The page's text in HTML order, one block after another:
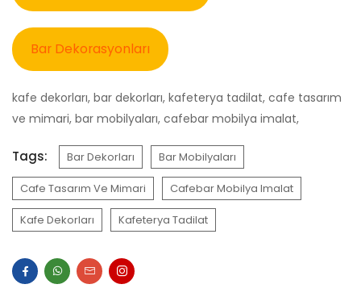
Bar Dekorasyonları
kafe dekorları, bar dekorları, kafeterya tadilat, cafe tasarım
ve mimari, bar mobilyaları, cafebar mobilya imalat,
Tags: Bar Dekorları Bar Mobilyaları
Cafe Tasarım Ve Mimari Cafebar Mobilya Imalat
Kafe Dekorları Kafeterya Tadilat